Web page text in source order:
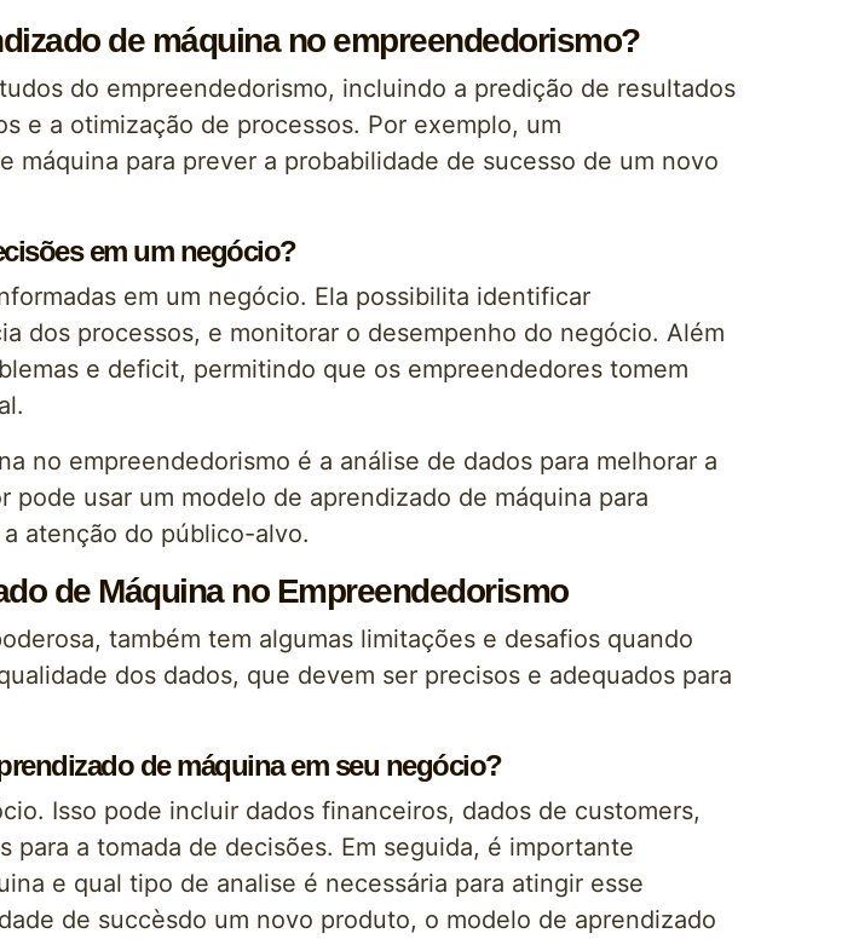
de máquina no empreendedorismo?
do empreendedorismo, incluindo a predição de resultados
e a otimização de processos. Por exemplo, um
para prever a probabilidade de sucesso de um novo
em um negócio?
em um negócio. Ela possibilita identificar
dos processos, e monitorar o desempenho do negócio. Além
e deficit, permitindo que os empreendedores tomem
no empreendedorismo é a análise de dados para melhorar a
usar um modelo de aprendizado de máquina para
atenção do público-alvo.
de Máquina no Empreendedorismo
também tem algumas limitações e desafios quando
dos dados, que devem ser precisos e adequados para
de máquina em seu negócio?
Isso pode incluir dados financeiros, dados de customers,
a tomada de decisões. Em seguida, é importante
e qual tipo de analise é necessária para atingir esse
de succèsdo um novo produto, o modelo de aprendizado